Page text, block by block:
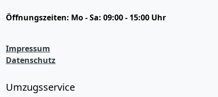
Öffnungszeiten: Mo - Sa: 09:00 - 15:00 Uhr
Impressum
Datenschutz
Umzugsservice